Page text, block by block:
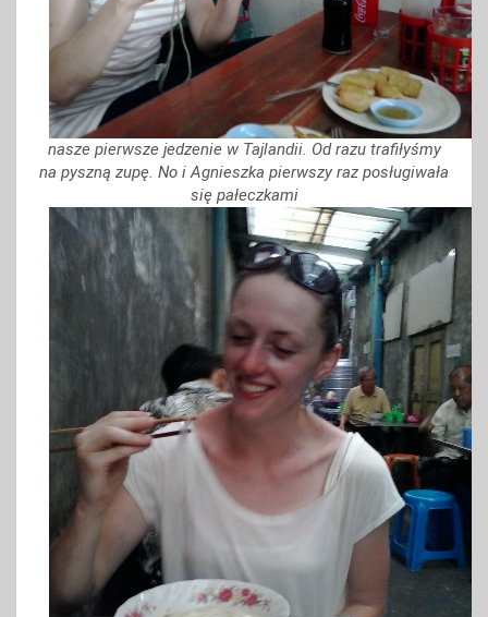
nasze pierwsze jedzenie w Tajlandii. Od razu trafiłyśmy
na pyszną zupę. No i Agnieszka pierwszy raz posługiwała
się pałeczkami